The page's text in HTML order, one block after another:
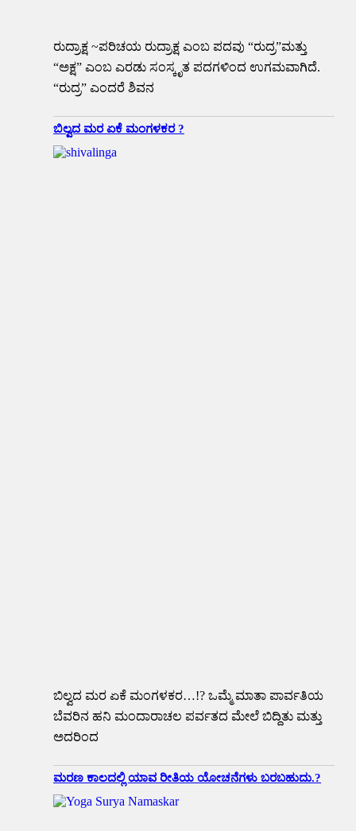
ರುದ್ರಾಕ್ಷ ~ಪರಿಚಯ ರುದ್ರಾಕ್ಷ ಎಂಬ ಪದವು “ರುದ್ರ”ಮತ್ತು
“ಅಕ್ಷ” ಎಂಬ ಎರಡು ಸಂಸ್ಕೃತ ಪದಗಳಿಂದ ಉಗಮವಾಗಿದೆ.
“ರುದ್ರ” ಎಂದರೆ ಶಿವನ
ಬಿಲ್ವದ ಮರ ಏಕೆ ಮಂಗಳಕರ ?
ಬಿಲ್ವದ ಮರ ಏಕೆ ಮಂಗಳಕರ…!? ಒಮ್ಮೆ ಮಾತಾ ಪಾರ್ವತಿಯ
ಬೆವರಿನ ಹನಿ ಮಂದಾರಾಚಲ ಪರ್ವತದ ಮೇಲೆ ಬಿದ್ದಿತು ಮತ್ತು
ಅದರಿಂದ
ಮರಣ ಕಾಲದಲ್ಲಿ ಯಾವ ರೀತಿಯ ಯೋಚನೆಗಳು ಬರಬಹುದು.?